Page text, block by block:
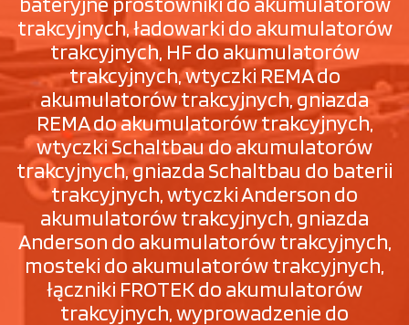
trakcyjnych, ładowarki do akumulatorów
trakcyjnych, HF do akumulatorów
trakcyjnych, wtyczki REMA do
akumulatorów trakcyjnych, gniazda
REMA do akumulatorów trakcyjnych,
wtyczki Schaltbau do akumulatorów
trakcyjnych, gniazda Schaltbau do baterii
trakcyjnych, wtyczki Anderson do
akumulatorów trakcyjnych, gniazda
Anderson do akumulatorów trakcyjnych,
mosteki do akumulatorów trakcyjnych,
łączniki FROTEK do akumulatorów
trakcyjnych, wyprowadzenie do